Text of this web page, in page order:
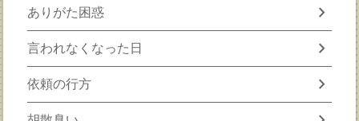
ありがた困惑 chevron_right
言われなくなった日 chevron_right
依頼の行方 chevron_right